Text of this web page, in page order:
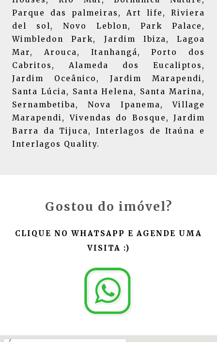
Parque das palmeiras, Art life, Riviera
del sol, Novo Leblon, Park Palace,
Wimbledon Park, Jardim Ibiza, Lagoa
Mar, Arouca, Itanhangá, Porto dos
Cabritos, Alameda dos Eucaliptos,
Jardim Oceânico, Jardim Marapendi,
Santa Lúcia, Santa Helena, Santa Marina,
Sernambetiba, Nova Ipanema, Village
Marapendi, Vivendas do Bosque, Jardim
Barra da Tijuca, Interlagos de Itaúna e
Interlagos Quality.
Gostou do imóvel?
CLIQUE NO WHATSAPP E AGENDE UMA
VISITA :)